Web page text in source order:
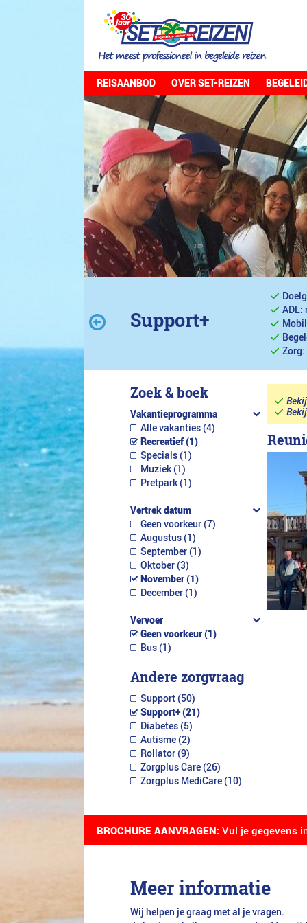
REISAANBOD OVER SET-REIZEN
Support+
ADL:
Zoek & boek
Vakantieprogramma
Alle vakanties (4)
Recreatief (1)
Specials (1)
Muziek (1)
Pretpark (1)
Vertrek datum
Geen voorkeur (7)
Augustus (1)
September (1)
Oktober (3)
November (1)
December (1)
Vervoer
Geen voorkeur (1)
Bus (1)
Andere zorgvraag
Support (50)
Support+ (21)
Diabetes (5)
Autisme (2)
Rollator (9)
Zorgplus Care (26)
Zorgplus MediCare (10)
BROCHURE AANVRAGEN: Vul je gegevens
Meer informatie
Wij helpen je graag met al je vragen.